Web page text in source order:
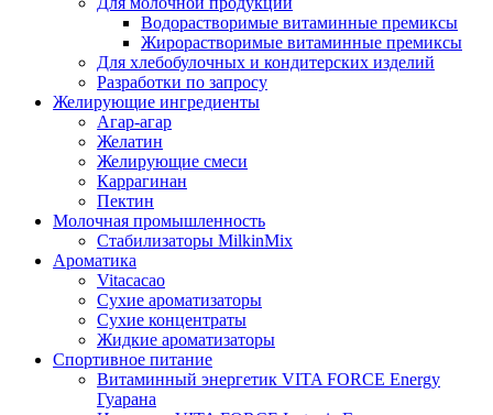
Водорастворимые витаминные премиксы
Жирорастворимые витаминные премиксы
Для хлебобулочных и кондитерских изделий
Разработки по запросу
Желирующие ингредиенты
Агар-агар
Желатин
Желирующие смеси
Каррагинан
Пектин
Молочная промышленность
Стабилизаторы MilkinMix
Ароматика
Vitacacao
Сухие ароматизаторы
Сухие концентраты
Жидкие ароматизаторы
Спортивное питание
Витаминный энергетик VITA FORCE Energy
Гуарана